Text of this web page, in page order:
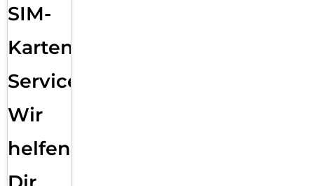
SIM-
Karten
Service:
Wir
helfen